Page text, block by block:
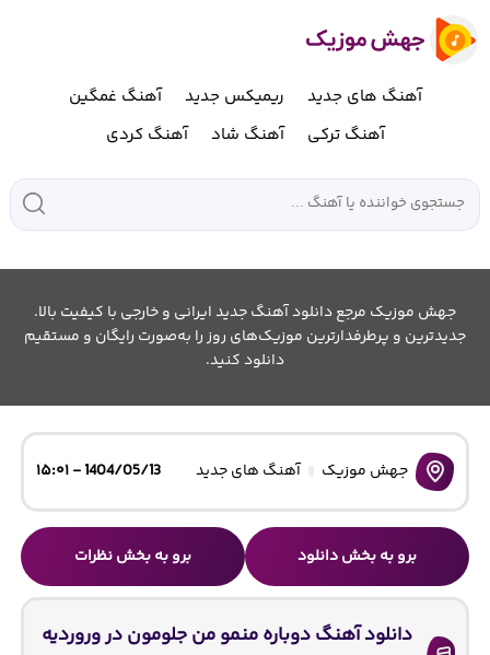
آهنگ های جدید ریمیکس جدید
آهنگ غمگین
آهنگ ترکی
آهنگ شاد آهنگ کردی
جهش موزیک مرجع دانلود آهنگ جدید ایرانی و خارجی با کیفیت بالا.
جدیدترین و پرطرفدارترین موزیک‌های روز را به‌صورت رایگان و مستقیم
دانلود کنید.
جهش موزیک آهنگ های جدید 1404/05/13 - ۱۵:۰۱
برو به بخش دانلود برو به بخش نظرات
دانلود آهنگ دوباره منمو من جلومون در وروردیه